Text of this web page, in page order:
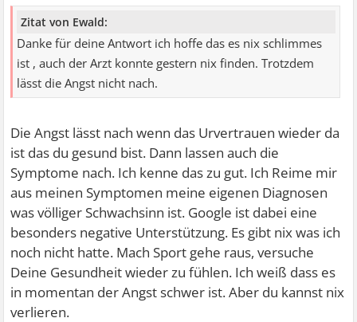
Zitat von Ewald:
Danke für deine Antwort ich hoffe das es nix schlimmes
ist , auch der Arzt konnte gestern nix finden. Trotzdem
lässt die Angst nicht nach.
Die Angst lässt nach wenn das Urvertrauen wieder da
ist das du gesund bist. Dann lassen auch die
Symptome nach. Ich kenne das zu gut. Ich Reime mir
aus meinen Symptomen meine eigenen Diagnosen
was völliger Schwachsinn ist. Google ist dabei eine
besonders negative Unterstützung. Es gibt nix was ich
noch nicht hatte. Mach Sport gehe raus, versuche
Deine Gesundheit wieder zu fühlen. Ich weiß dass es
in momentan der Angst schwer ist. Aber du kannst nix
verlieren.